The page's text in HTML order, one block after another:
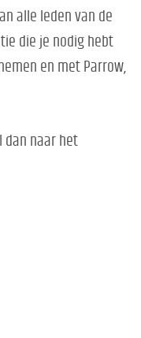
alle leden van de
die je nodig hebt
en met Parrow,
dan naar het